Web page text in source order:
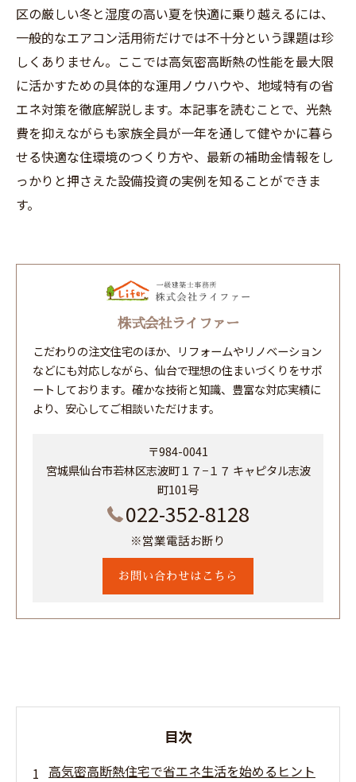
区の厳しい冬と湿度の高い夏を快適に乗り越えるには、
一般的なエアコン活用術だけでは不十分という課題は珍
しくありません。ここでは高気密高断熱の性能を最大限
に活かすための具体的な運用ノウハウや、地域特有の省
エネ対策を徹底解説します。本記事を読むことで、光熱
費を抑えながらも家族全員が一年を通して健やかに暮ら
せる快適な住環境のつくり方や、最新の補助金情報をし
っかりと押さえた設備投資の実例を知ることができま
す。
株式会社ライファー
こだわりの注文住宅のほか、リフォームやリノベーション
などにも対応しながら、仙台で理想の住まいづくりをサポ
ートしております。確かな技術と知識、豊富な対応実績に
より、安心してご相談いただけます。
〒984-0041
宮城県仙台市若林区志波町１７−１７ キャピタル志波
町101号
022-352-8128
※営業電話お断り
お問い合わせはこちら
目次
高気密高断熱住宅で省エネ生活を始めるヒント